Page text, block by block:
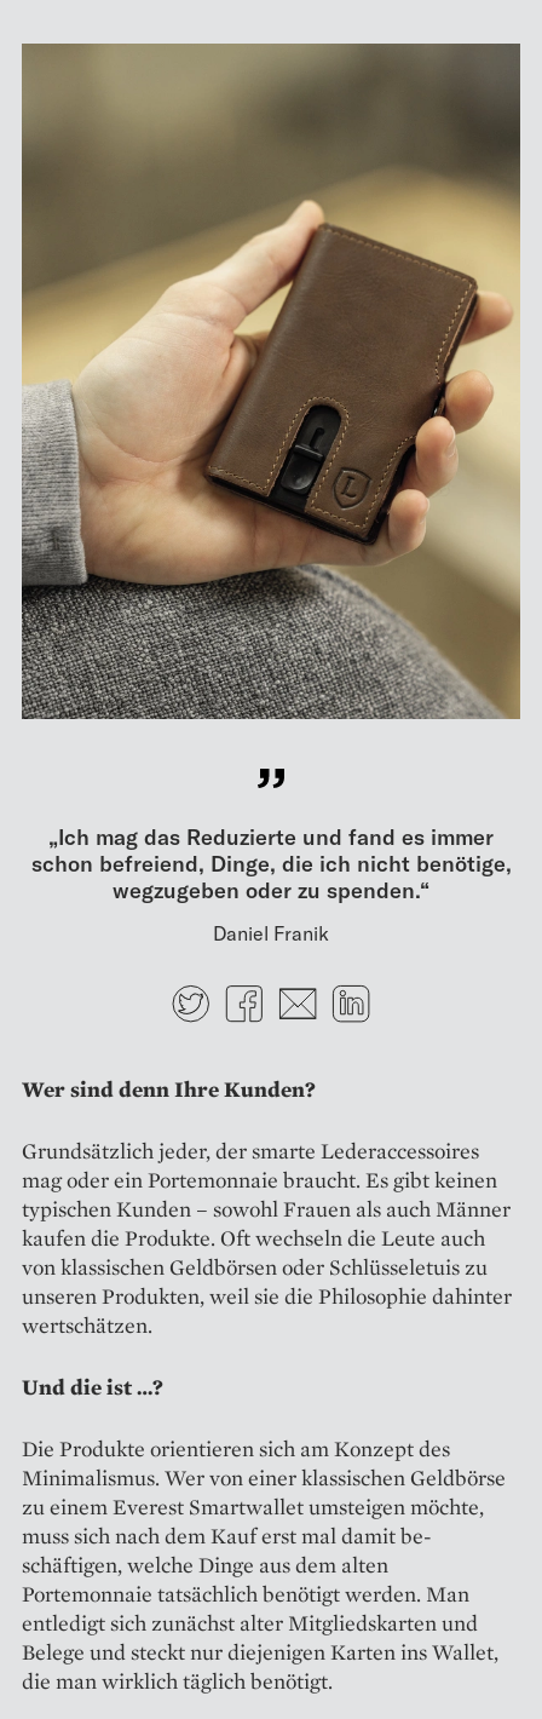
„Ich mag das Reduzierte und fand es immer
schon befreiend, Dinge, die ich nicht benötige,
wegzugeben oder zu spenden.“
Daniel Franik
TwitterFacebook
E-mail
Wer sind denn Ihre Kunden?
Grundsätzlich jeder, der smarte Leder­accessoires
mag oder ein Portemonnaie braucht. Es gibt keinen
typischen Kunden – sowohl Frauen als auch Männer
kaufen die Produkte. Oft wechseln die Leute auch
von klassischen Geldbörsen oder Schlüsseletuis zu
unseren Produkten, weil sie die Philosophie dahinter
wertschätzen.
Und die ist …?
Die Produkte orientieren sich am Konzept des
Minimalismus. Wer von einer klassischen Geldbörse
zu einem Everest Smartwallet um­steigen möchte,
muss sich nach dem Kauf erst mal damit be­
schäftigen, welche Dinge aus dem alten
Portemonnaie tatsächlich benötigt werden. Man
entledigt sich zunächst alter Mitgliedskarten und
Belege und steckt nur diejenigen Karten ins Wallet,
die man wirklich täglich benötigt.